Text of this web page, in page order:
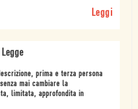
Leggi
prima e terza persona
mai cambiare la
limitata, approfondita in